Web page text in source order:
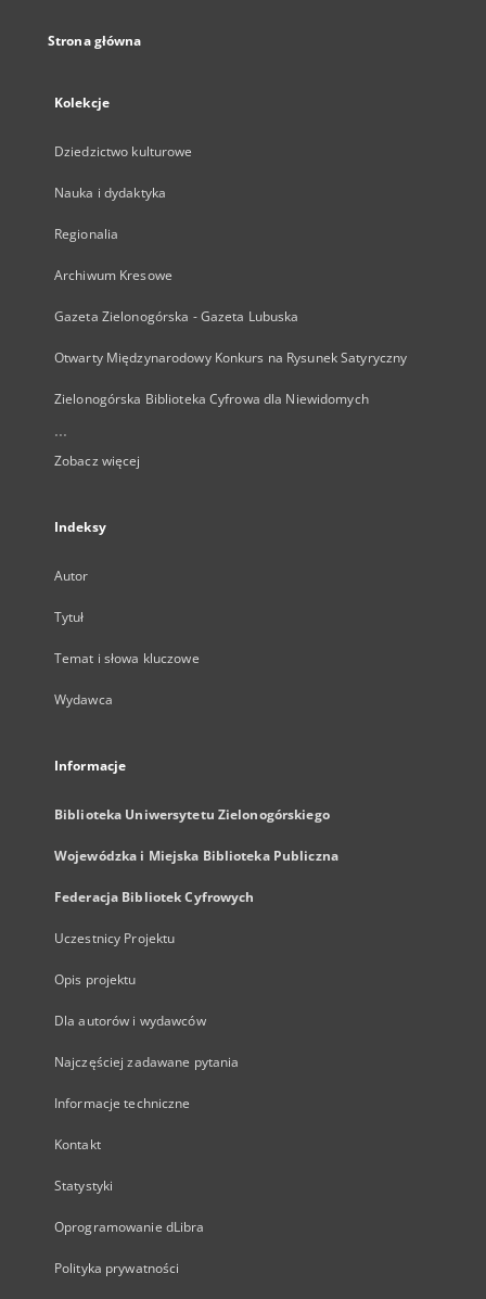
Strona główna
Kolekcje
Dziedzictwo kulturowe
Nauka i dydaktyka
Regionalia
Archiwum Kresowe
Gazeta Zielonogórska - Gazeta Lubuska
Otwarty Międzynarodowy Konkurs na Rysunek Satyryczny
Zielonogórska Biblioteka Cyfrowa dla Niewidomych
...
Zobacz więcej
Indeksy
Autor
Tytuł
Temat i słowa kluczowe
Wydawca
Informacje
Biblioteka Uniwersytetu Zielonogórskiego
Wojewódzka i Miejska Biblioteka Publiczna
Federacja Bibliotek Cyfrowych
Uczestnicy Projektu
Opis projektu
Dla autorów i wydawców
Najczęściej zadawane pytania
Informacje techniczne
Kontakt
Statystyki
Oprogramowanie dLibra
Polityka prywatności